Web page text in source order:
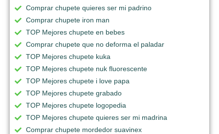
Comprar chupete quieres ser mi padrino
Comprar chupete iron man
TOP Mejores chupete en bebes
Comprar chupete que no deforma el paladar
TOP Mejores chupete kuka
TOP Mejores chupete nuk fluorescente
TOP Mejores chupete i love papa
TOP Mejores chupete grabado
TOP Mejores chupete logopedia
TOP Mejores chupete quieres ser mi madrina
Comprar chupete mordedor suavinex